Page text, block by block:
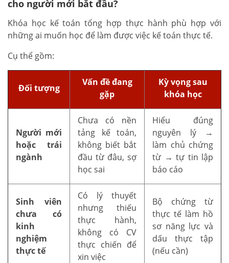
cho người mới bắt đầu?
Khóa học kế toán tổng hợp thực hành phù hợp với
những ai muốn học để làm được việc kế toán thực tế.
Cụ thể gồm:
Đối tượng
Vấn đề đang
gặp
Kỳ vọng sau
khóa học
Người mới
hoặc trái
ngành
Chưa có nền
tảng kế toán,
không biết bắt
đầu từ đâu, sợ
học sai
Hiểu đúng
nguyên lý →
làm chủ chứng
từ → tự tin lập
báo cáo
Sinh viên
chưa có
kinh
nghiệm
thực tế
Có lý thuyết
nhưng thiếu
thực hành,
không có CV
thực chiến để
xin việc
Bộ chứng từ
thực tế làm hồ
sơ năng lực và
dấu thực tập
(nếu cần)